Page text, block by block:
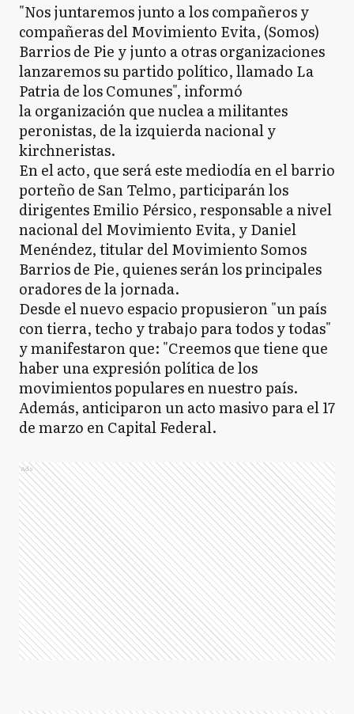
"Nos juntaremos junto a los compañeros y
compañeras del Movimiento Evita, (Somos)
Barrios de Pie y junto a otras organizaciones
lanzaremos su partido político, llamado La
Patria de los Comunes", informó
la organización que nuclea a militantes
peronistas, de la izquierda nacional y
kirchneristas.
En el acto, que será este mediodía en el barrio
porteño de San Telmo, participarán los
dirigentes Emilio Pérsico, responsable a nivel
nacional del Movimiento Evita, y Daniel
Menéndez, titular del Movimiento Somos
Barrios de Pie, quienes serán los principales
oradores de la jornada.
Desde el nuevo espacio propusieron "un país
con tierra, techo y trabajo para todos y todas"
y manifestaron que: "Creemos que tiene que
haber una expresión política de los
movimientos populares en nuestro país.
Además, anticiparon un acto masivo para el 17
de marzo en Capital Federal.
Ads